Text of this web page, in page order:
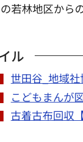
若林地区から
ル
世田谷_地域社
こどもまんが
古着古布回収